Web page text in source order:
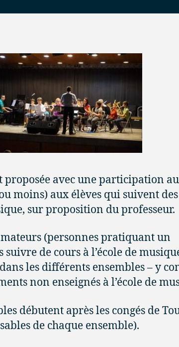
proposée avec une participation
moins) aux élèves qui suivent
sur proposition du professeur.
(personnes pratiquant un
de cours à l’école de
les différents ensembles – y
non enseignés à l’école de
débutent après les congés de
de chaque ensemble).